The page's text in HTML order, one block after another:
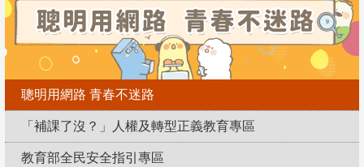
聰明用網路 青春不迷路
「補課了沒？」人權及轉型正義教育專區
教育部全民安全指引專區